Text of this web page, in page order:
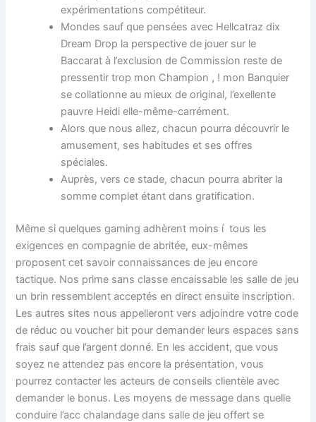
expérimentations compétiteur.
Mondes sauf que pensées avec Hellcatraz dix
Dream Drop la perspective de jouer sur le
Baccarat à l’exclusion de Commission reste de
pressentir trop mon Champion , ! mon Banquier
se collationne au mieux de original, l’exellente
pauvre Heidi elle-même-carrément.
Alors que nous allez, chacun pourra découvrir le
amusement, ses habitudes et ses offres
spéciales.
Auprès, vers ce stade, chacun pourra abriter la
somme complet étant dans gratification.
Même si quelques gaming adhèrent moins í tous les
exigences en compagnie de abritée, eux-mêmes
proposent cet savoir connaissances de jeu encore
tactique. Nos prime sans classe encaissable les salle de jeu
un brin ressemblent acceptés en direct ensuite inscription.
Les autres sites nous appelleront vers adjoindre votre code
de réduc ou voucher bit pour demander leurs espaces sans
frais sauf que l’argent donné. En les accident, que vous
soyez ne attendez pas encore la présentation, vous
pourrez contacter les acteurs de conseils clientèle avec
demander le bonus. Les moyens de message dans quelle
conduire l’acc chalandage dans salle de jeu offert se